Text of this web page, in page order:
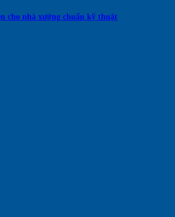
cho nhà xưởng chuẩn kỹ thuật